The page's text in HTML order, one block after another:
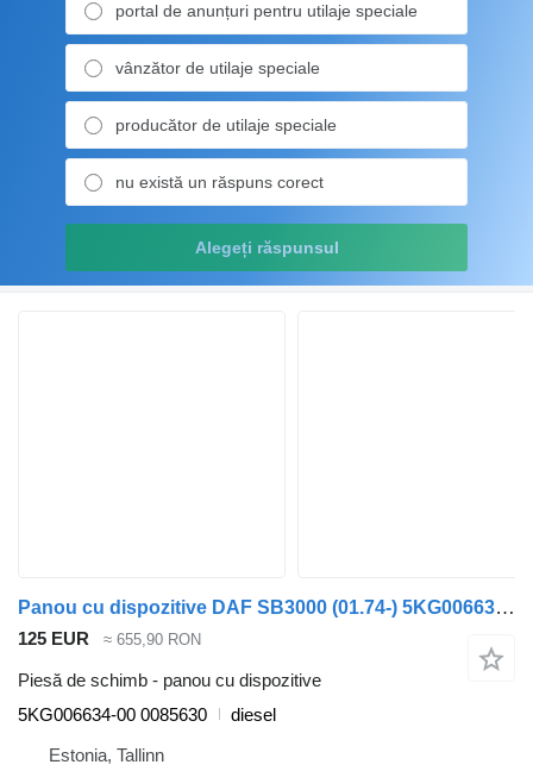
portal de anunțuri pentru utilaje speciale
vânzător de utilaje speciale
producător de utilaje speciale
nu există un răspuns corect
Alegeți răspunsul
Panou cu dispozitive DAF SB3000 (01.74-) 5KG006634-00 pentru autobuz DAF MB, B, FHD, EOS, DB, SB Bus (1970-2001)
125 EUR ≈ 655,90 RON
Piesă de schimb - panou cu dispozitive
5KG006634-00 0085630
diesel
Estonia, Tallinn